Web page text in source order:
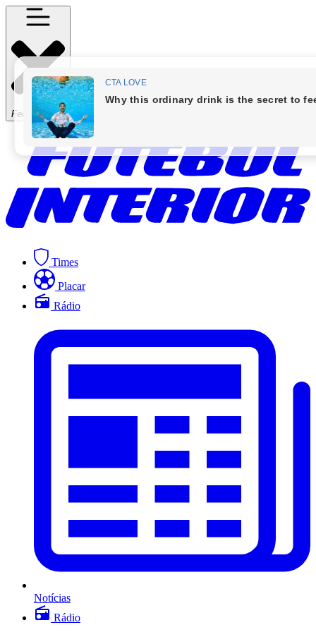
Fechar Menu
Times
Placar
Rádio
Notícias
Rádio